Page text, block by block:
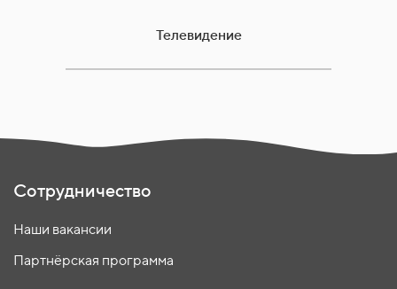
Телевидение
Сотрудничество
Наши вакансии
Партнёрская программа